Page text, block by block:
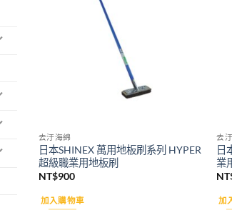
去汙海綿
日本SHINEX 萬用地板刷系列 HYPER
超級職業用地板刷
NT$900
加入購物車
去
日
業
加